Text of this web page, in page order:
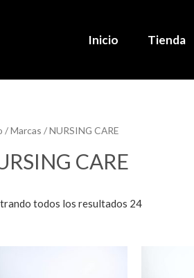
Inicio Tienda
/ Marcas / NURSING CARE
CARE
todos los resultados 24